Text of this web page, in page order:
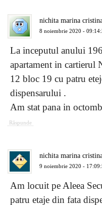
nichita marina
8 noiembrie 2020 -
La inceputul anului
apartament in cartierul
12 bloc 19 cu patru
dispensarului .
Am stat pana in
Răspunde
nichita marina
9 noiembrie 2020 -
Am locuit pe Aleea
patru etaje din fata